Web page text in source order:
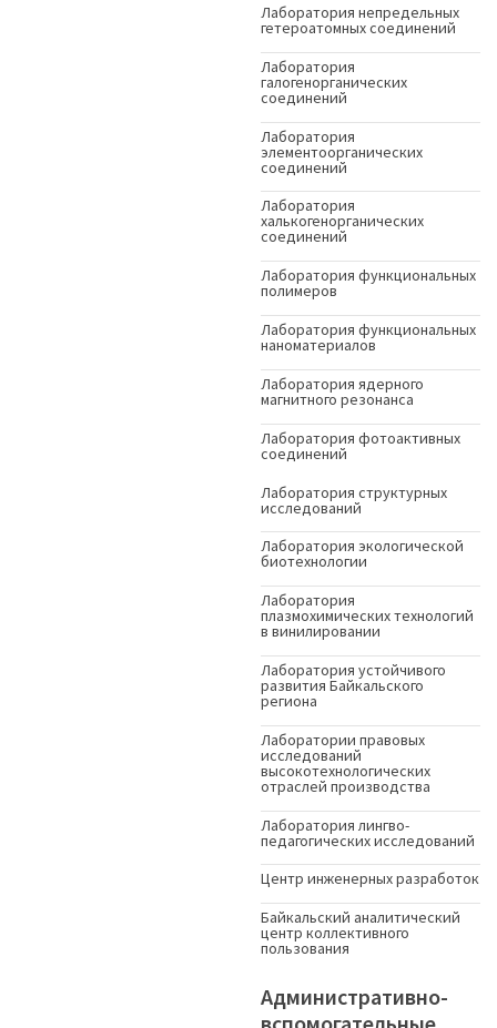
Лаборатория непредельных
гетероатомных соединений
Лаборатория
галогенорганических
соединений
Лаборатория
элементоорганических
соединений
Лаборатория
халькогенорганических
соединений
Лаборатория функциональных
полимеров
Лаборатория функциональных
наноматериалов
Лаборатория ядерного
магнитного резонанса
Лаборатория фотоактивных
соединений
Лаборатория структурных
исследований
Лаборатория экологической
биотехнологии
Лаборатория
плазмохимических технологий
в винилировании
Лаборатория устойчивого
развития Байкальского
региона
Лаборатории правовых
исследований
высокотехнологических
отраслей производства
Лаборатория лингво-
педагогических исследований
Центр инженерных разработок
Байкальский аналитический
центр коллективного
пользования
Административно-